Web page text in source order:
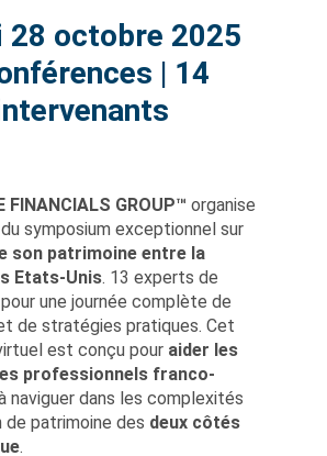
28 octobre 2025
| 14
FINANCIALS GROUP™ organise
symposium exceptionnel sur
son patrimoine entre la
Etats-Unis. 13 experts de
une journée complète de
de stratégies pratiques. Cet
est conçu pour aider les
professionnels franco-
naviguer dans les complexités
de patrimoine des deux côtés
.